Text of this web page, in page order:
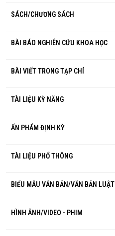
SÁCH/CHƯƠNG SÁCH
BÀI BÁO NGHIÊN CỨU KHOA HỌC
BÀI VIẾT TRONG TẠP CHÍ
TÀI LIỆU KỸ NĂNG
ẤN PHẨM ĐỊNH KỲ
TÀI LIỆU PHỔ THÔNG
BIỂU MẪU VĂN BẢN/VĂN BẢN LUẬT
HÌNH ẢNH/VIDEO - PHIM